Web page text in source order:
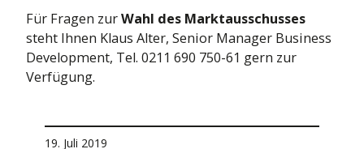
Für Fragen zurWahl des Marktausschusses
steht Ihnen Klaus Alter, Senior Manager Business
Development, Tel. 0211 690 750-61 gern zur
Verfügung.
19. Juli 2019